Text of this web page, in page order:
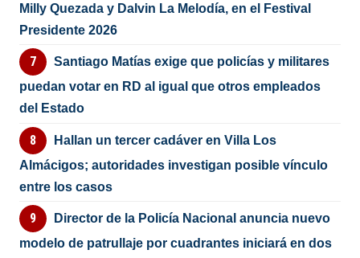
Milly Quezada y Dalvin La Melodía, en el Festival
Presidente 2026
Santiago Matías exige que policías y militares
puedan votar en RD al igual que otros empleados
del Estado
Hallan un tercer cadáver en Villa Los
Almácigos; autoridades investigan posible vínculo
entre los casos
Director de la Policía Nacional anuncia nuevo
modelo de patrullaje por cuadrantes iniciará en dos